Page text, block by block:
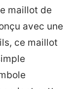
maillot de
avec une
ce maillot